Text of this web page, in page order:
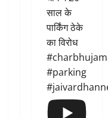
साल के
पार्किंग ठेके
का विरोध
#parking